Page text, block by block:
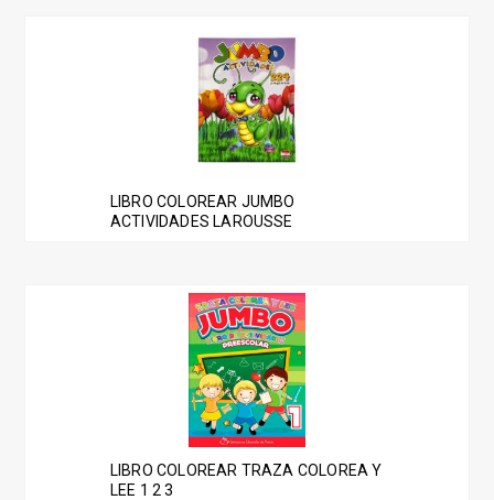
LIBRO COLOREAR JUMBO
ACTIVIDADES LAROUSSE
LIBRO COLOREAR TRAZA COLOREA Y
LEE 1 2 3